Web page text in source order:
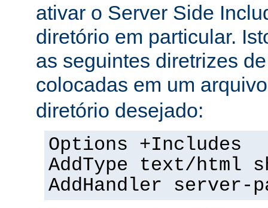
ativar o Server Side
diretório em particular.
as seguintes diretrizes
colocadas em um
diretório desejado:
Options +Includes
AddType text/html
AddHandler server-